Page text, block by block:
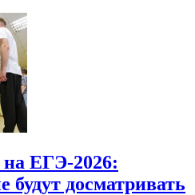
ЕГЭ-2026:
будут досматривать